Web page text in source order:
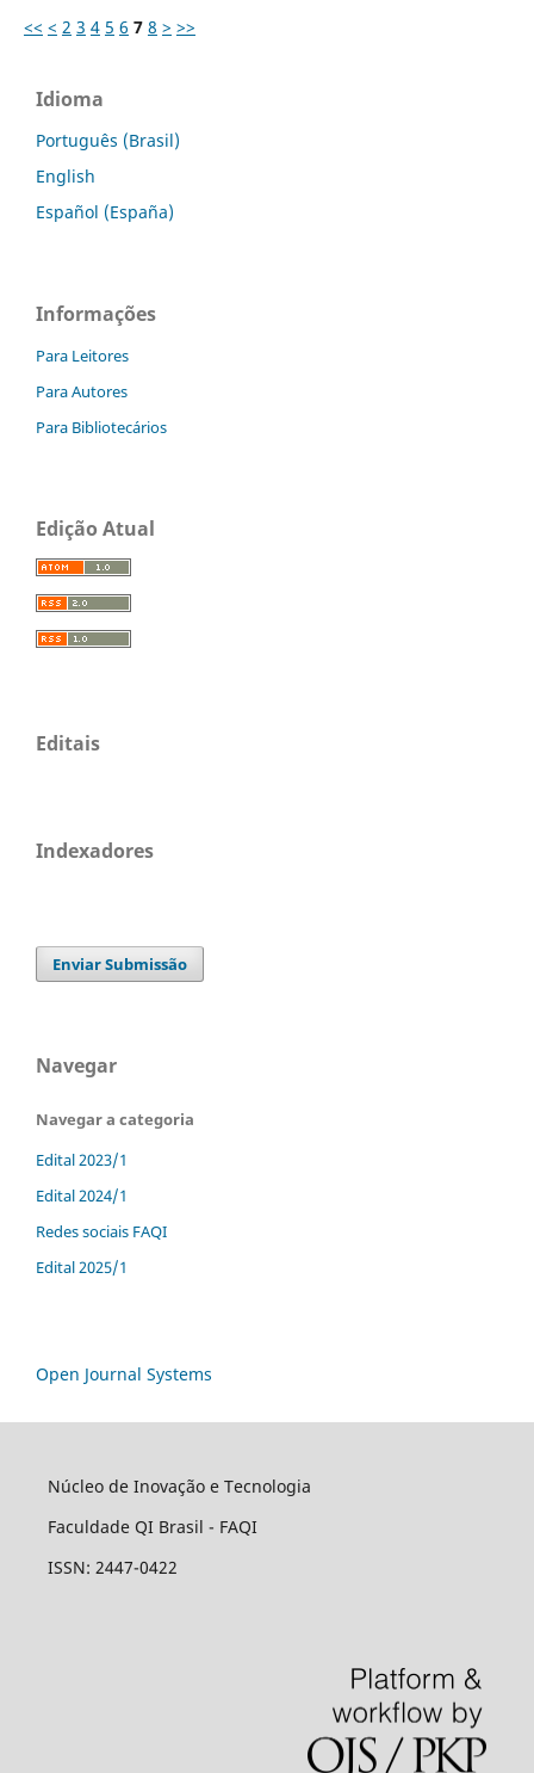
<< < 2 3 4 5 6 7 8 > >>
Idioma
Português (Brasil)
English
Español (España)
Informações
Para Leitores
Para Autores
Para Bibliotecários
Edição Atual
Editais
Indexadores
Enviar Submissão
Navegar
Navegar a categoria
Edital 2023/1
Edital 2024/1
Redes sociais FAQI
Edital 2025/1
Open Journal Systems
Núcleo de Inovação e Tecnologia
Faculdade QI Brasil - FAQI
ISSN: 2447-0422